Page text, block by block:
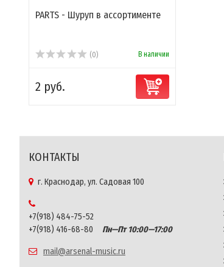
PARTS - Шуруп в ассортименте
(0) В наличии
2 руб.
КОНТАКТЫ
г. Краснодар, ул. Садовая 100
+7(918) 484-75-52
+7(918) 416-68-80
Пн—Пт 10:00—17:00
mail@arsenal-music.ru